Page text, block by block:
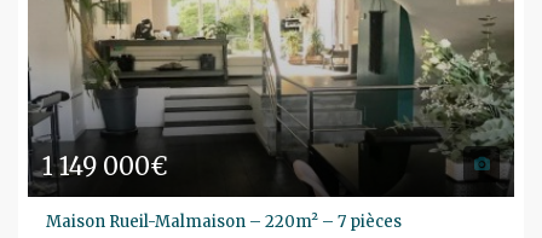
1 149 000€
Maison Rueil-Malmaison – 220m² – 7 pièces